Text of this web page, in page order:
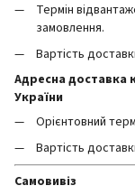
Термін
замовлення.
Вартість
Адресна доставка
України
Орієнтовний
Вартість
Самовивіз